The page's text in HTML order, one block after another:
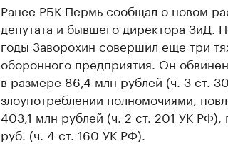
Ранее РБК Пермь сообщал о новом
депутата и бывшего директора ЗиД.
годы Заворохин совершил еще три
оборонного предприятия. Он
в размере 86,4 млн рублей (ч. 3 ст.
злоупотреблении полномочиями,
403,1 млн рублей (ч. 2 ст. 201 УК
руб. (ч. 4 ст. 160 УК РФ).